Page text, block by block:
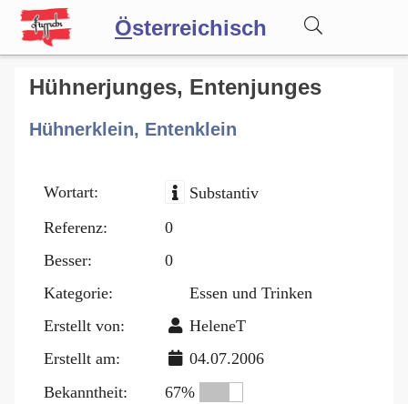
Österreichisch
Wörterbuch
Forum
Blog
Hühnerjunges, Entenjunges
Hühnerklein, Entenklein
Wortart:
Substantiv
Referenz:
0
Besser:
0
Kategorie:
Essen und Trinken
Erstellt von:
HeleneT
Erstellt am:
04.07.2006
Bekanntheit:
67%